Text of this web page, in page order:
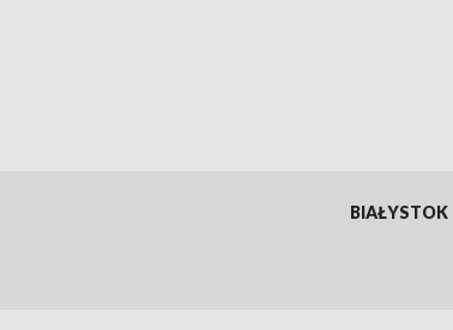
BIAŁYSTOK